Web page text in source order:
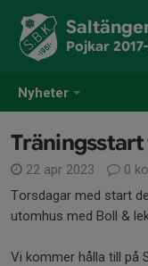
Nyheter
Pojkar
Träningsstart
22 apr 2023
0
Torsdagar med start
utomhus med Boll &
Vi kommer hålla till på